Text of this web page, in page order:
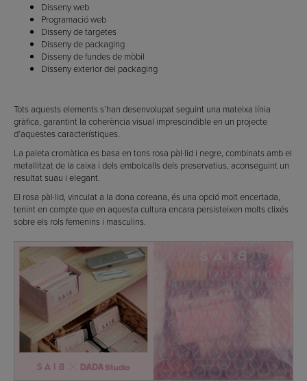
Disseny web
Programació web
Disseny de targetes
Disseny de packaging
Disseny de fundes de mòbil
Disseny exterior del packaging
Tots aquests elements s’han desenvolupat seguint una mateixa línia
gràfica, garantint la coherència visual imprescindible en un projecte
d’aquestes característiques.
La paleta cromàtica es basa en tons rosa pàl·lid i negre, combinats amb el
metallitzat de la caixa i dels embolcalls dels preservatius, aconseguint un
resultat suau i elegant.
El rosa pàl·lid, vinculat a la dona coreana, és una opció molt encertada,
tenint en compte que en aquesta cultura encara persisteixen molts clixés
sobre els rols femenins i masculins.